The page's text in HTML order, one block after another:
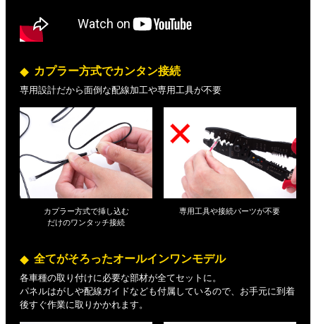
カプラー方式でカンタン接続
専用設計だから面倒な配線加工や専用工具が不要
カプラー方式で挿し込む
だけのワンタッチ接続
専用工具や接続パーツが不要
全てがそろったオールインワンモデル
各車種の取り付けに必要な部材が全てセットに。
パネルはがしや配線ガイドなども付属しているので、お手元に到着
後すぐ作業に取りかかれます。